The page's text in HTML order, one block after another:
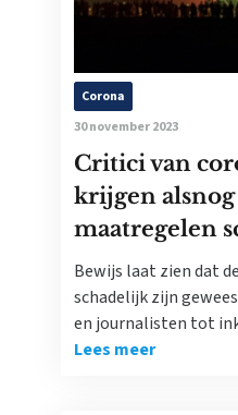
Corona
30 november 2023
Critici van
krijgen
maatregelen
Bewijs laat zien dat
schadelijk zijn
en journalisten tot
Lees meer